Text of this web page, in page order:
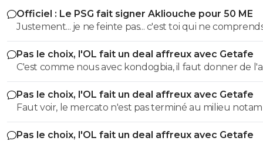
Officiel : Le PSG fait signer Akliouche pour 50 ME
Justement... je ne feinte pas... c'est toi qui ne
les mots et qui les manipule. ^^
Pas le choix, l'OL fait un deal affreux avec Getafe
C'est comme nous avec kondogbia, il faut donner de
pour qu'il s'en aille 😂
Pas le choix, l'OL fait un deal affreux avec Getafe
Faut voir, le mercato n'est pas terminé au milieu
Pas le choix, l'OL fait un deal affreux avec Getafe